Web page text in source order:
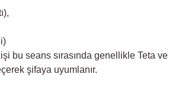
bu seans sırasında genellikle Teta ve
şifaya uyumlanır.